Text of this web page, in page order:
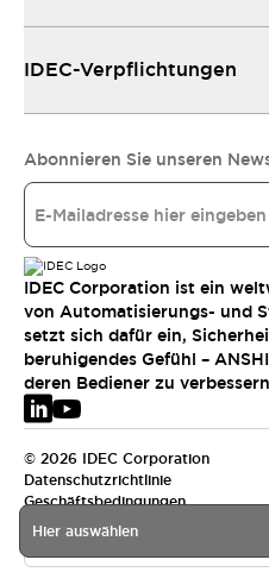
Hier auswählen
IDEC-Verpflichtungen
Abonnieren Sie unseren
IDEC Corporation ist ein
von Automatisierungs- und
setzt sich dafür ein,
beruhigendes Gefühl –
deren Bediener zu
© 2026 IDEC Corporation
Datenschutzrichtlinie
Geschäftsbedingungen
EMEA